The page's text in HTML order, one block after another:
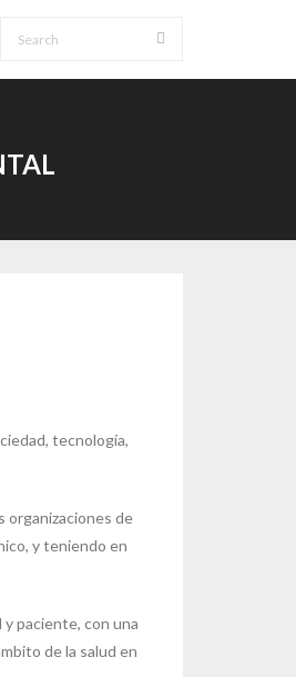
tecnología,
organizaciones de
y teniendo en
paciente, con una
de la salud en